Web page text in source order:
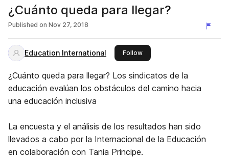
¿Cuánto queda para llegar?
Published on Nov 27, 2018
Education International Followthis publisher
¿Cuánto queda para llegar? Los sindicatos de la
educación evalúan los obstáculos del camino hacia
una educación inclusiva
La encuesta y el análisis de los resultados han sido
llevados a cabo por la Internacional de la Educación
en colaboración con Tania Principe.